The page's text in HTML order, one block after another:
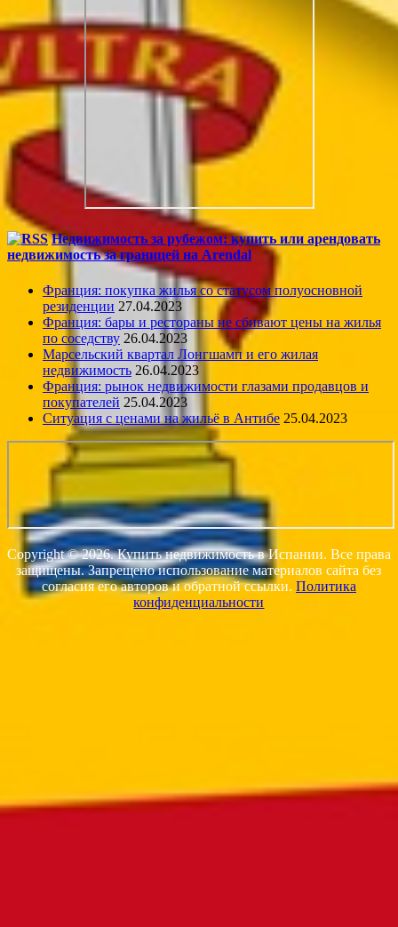
Недвижимость за рубежом: купить или арендовать
недвижимость за границей на Arendal
Франция: покупка жилья со статусом полуосновной
резиденции 27.04.2023
Франция: бары и рестораны не сбивают цены на жилья
по соседству 26.04.2023
Марсельский квартал Лонгшамп и его жилая
недвижимость 26.04.2023
Франция: рынок недвижимости глазами продавцов и
покупателей 25.04.2023
Ситуация с ценами на жильё в Антибе 25.04.2023
Copyright © 2026. Купить недвижимость в Испании. Все права
защищены. Запрещено использование материалов сайта без
согласия его авторов и обратной ссылки. Политика
конфиденциальности